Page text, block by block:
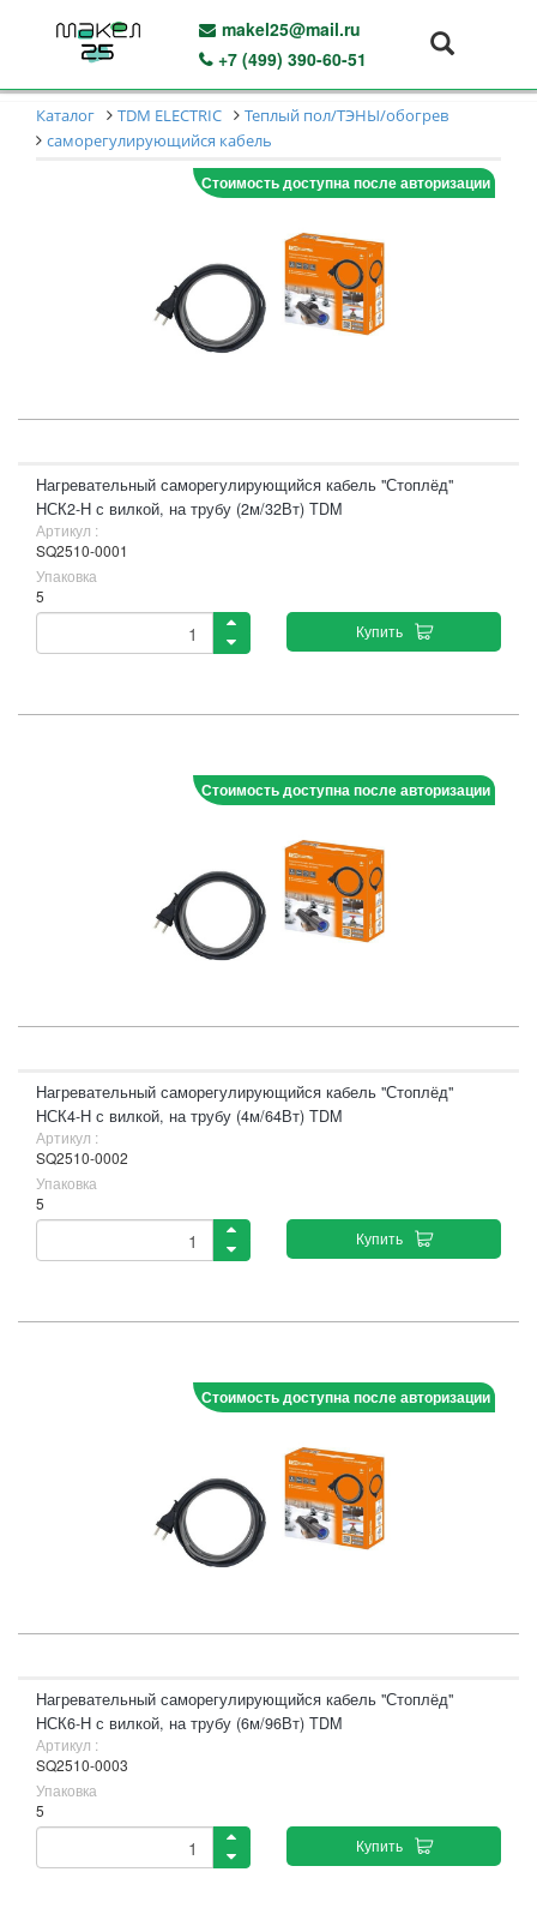
makel25@mail.ru
+7 (499) 390-60-51
Каталог TDM ELECTRIC
Теплый пол/ТЭНЫ/обогрев
саморегулирующийся кабель
Стоимость доступна после авторизации
Нагревательный саморегулирующийся кабель "Стоплёд"
НСК2-Н с вилкой, на трубу (2м/32Вт) TDM
Артикул :
SQ2510-0001
Упаковка
5
Купить
Стоимость доступна после авторизации
Нагревательный саморегулирующийся кабель "Стоплёд"
НСК4-Н с вилкой, на трубу (4м/64Вт) TDM
Артикул :
SQ2510-0002
Упаковка
5
Купить
Стоимость доступна после авторизации
Нагревательный саморегулирующийся кабель "Стоплёд"
НСК6-Н с вилкой, на трубу (6м/96Вт) TDM
Артикул :
SQ2510-0003
Упаковка
5
Купить